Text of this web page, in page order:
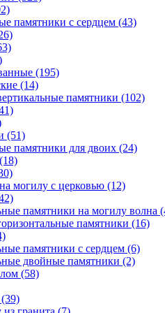
памятники с сердцем (43)
(195)
(14)
памятники (102)
(51)
памятники для двоих (24)
могилу с церковью (12)
памятники на могилу волна
памятники (16)
памятники с сердцем (6)
двойные памятники (2)
(58)